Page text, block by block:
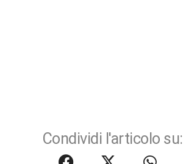
Condividi l'articolo su: